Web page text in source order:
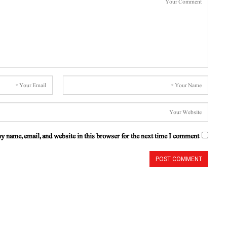
name, email, and website in this browser for the next time I comment.